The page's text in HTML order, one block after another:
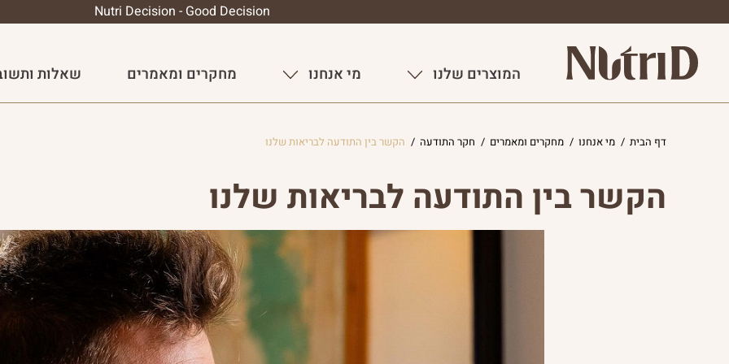
Nutri Decision - Good Decision
המוצרים שלנו מי אנחנו מחקרים ומאמרים שאלות
דף הבית / מי אנחנו / מחקרים ומאמרים / חקר התודעה / הקשר בין התודעה לבריאות שלנו
הקשר בין התודעה לבריאות שלנו